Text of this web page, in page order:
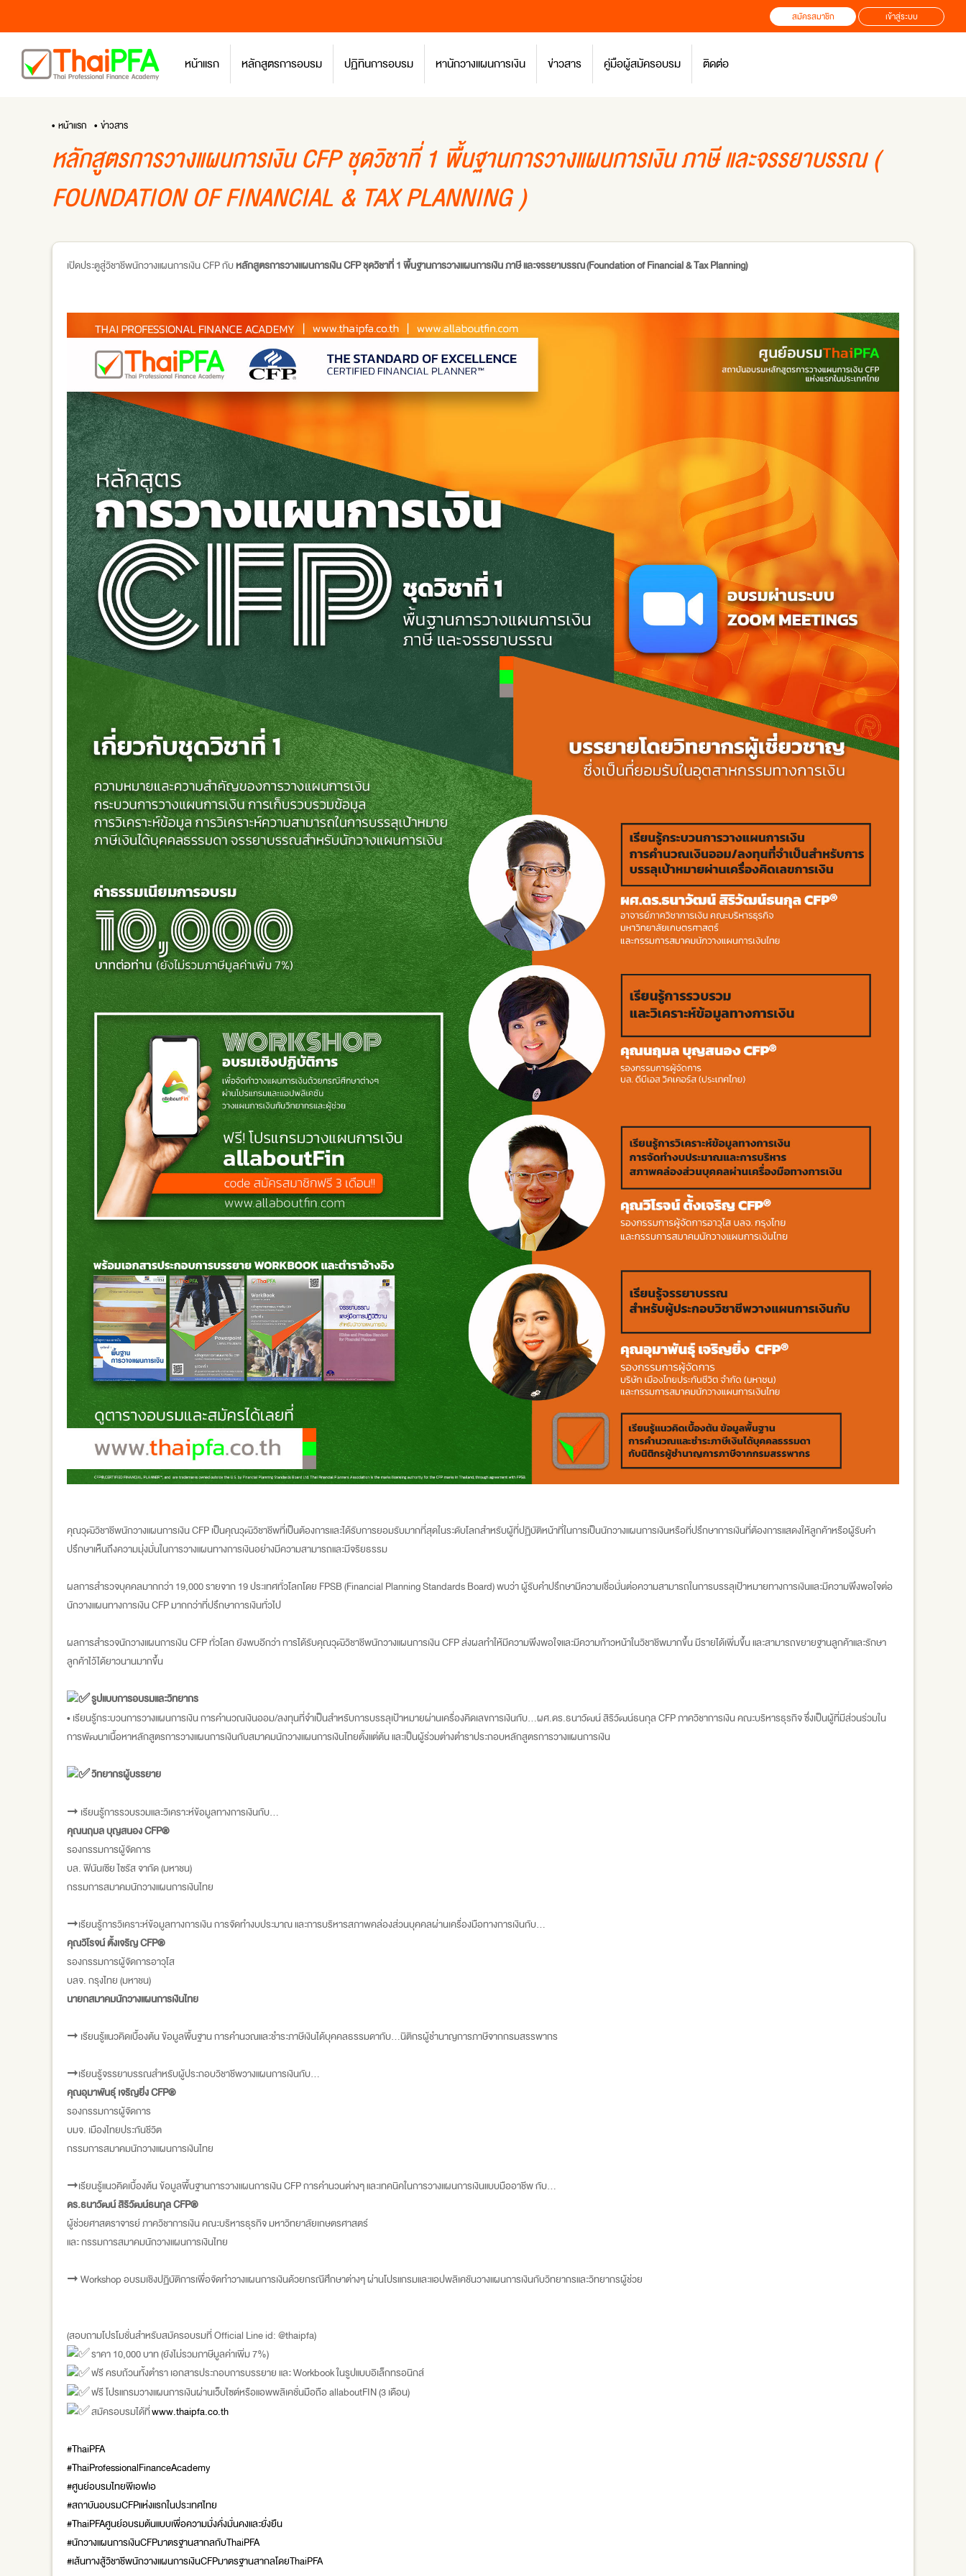
สมัครสมาชิก เข้าสู่ระบบ
หน้าแรก หลักสูตรการอบรม ปฏิทินการอบรม หานักวางแผนการเงิน ข่าวสาร คู่มือผู้สมัครอบรม ติดต่อ
• หน้าแรก • ข่าวสาร
หลักสูตรการวางแผนการเงิน CFP ชุดวิชาที่ 1 พื้นฐานการวางแผนการเงิน ภาษี และจรรยาบรรณ (
FOUNDATION OF FINANCIAL & TAX PLANNING )
เปิดประตูสู่วิชาชีพนักวางแผนการเงิน CFP กับหลักสูตรการวางแผนการเงิน CFP ชุดวิชาที่ 1 พื้นฐานการวางแผนการเงิน ภาษี และจรรยาบรรณ (Foundation of Financial & Tax Planning)
คุณวุฒิวิชาชีพนักวางแผนการเงิน CFP เป็นคุณวุฒิวิชาชีพที่เป็นต้องการและได้รับการยอมรับมากที่สุดในระดับโลกสำหรับผู้ที่ปฏิบัติหน้าที่ในการเป็นนักวางแผนการเงินหรือที่ปรึกษาการเงินที่ต้องการแสดงให้ลูกค้าหรือผู้รับคำ
ปรึกษาเห็นถึงความมุ่งมั่นในการวางแผนทางการเงินอย่างมีความสามารถและมีจริยธรรม
ผลการสำรวจบุคคลมากกว่า 19,000 รายจาก 19 ประเทศทั่วโลกโดย FPSB (Financial Planning Standards Board) พบว่า ผู้รับคำปรึกษามีความเชื่อมั่นต่อความสามารถในการบรรลุเป้าหมายทางการเงินและมีความพึงพอใจต่อ
นักวางแผนทางการเงิน CFP มากกว่าที่ปรึกษาการเงินทั่วไป
ผลการสำรวจนักวางแผนการเงิน CFP ทั่วโลก ยังพบอีกว่า การได้รับคุณวุฒิวิชาชีพนักวางแผนการเงิน CFP ส่งผลทำให้มีความพึงพอใจและมีความก้าวหน้าในวิชาชีพมากขึ้น มีรายได้เพี่มขึ้น และสามารถขยายฐานลูกค้าและรักษา
ลูกค้าไว้ได้ยาวนานมากขึ้น
รูปแบบการอบรมและวิทยากร
• เรียนรู้กระบวนการวางแผนการเงิน การคำนวณเงินออม/ลงทุนที่จำเป็นสำหรับการบรรลุเป้าหมายผ่านเครื่องคิดเลขการเงินกับ...ผศ.ดร.ธนาวัฒน์ สิริวัฒน์ธนกุล CFP ภาควิชาการเงิน คณะบริหารธุรกิจ ซึ่งเป็นผู้ที่มีส่วนร่วมใน
การพัฒนาเนื้อหาหลักสูตรการวางแผนการเงินกับสมาคมนักวางแผนการเงินไทยตั้งแต่ต้น และเป็นผู้ร่วมต่างตำราประกอบหลักสูตรการวางแผนการเงิน
วิทยากรผู้บรรยาย
➞ เรียนรู้การรวบรวมและวิเคราะห์ข้อมูลทางการเงินกับ...
ุคุณนฤมล บุญสนอง CFP®
รองกรรมการผู้จัดการ
บล. ฟินันเซีย ไซรัส จากัด (มหาชน)
กรรมการสมาคมนักวางแผนการเงินไทย
➞เรียนรู้การวิเคราะห์ข้อมูลทางการเงิน การจัดทำงบประมาณ และการบริหารสภาพคล่องส่วนบุคคลผ่านเครื่องมือทางการเงินกับ...
คุณวิโรจน์ ตั้งเจริญ CFP®
รองกรรมการผู้จัดการอาวุโส
บลจ. กรุงไทย (มหาชน)
นายกสมาคมนักวางแผนการเงินไทย
➞ เรียนรู้แนวคิดเบื้องต้น ข้อมูลพื้นฐาน การคำนวณและชำระภาษีเงินได้บุคคลธรรมดากับ...นิติกรผู้ชำนาญการภาษีจากกรมสรรพากร
➞เรียนรู้จรรยาบรรณสำหรับผู้ประกอบวิชาชีพวางแผนการเงินกับ...
คุณอุมาพันธุ์ เจริญยิ่ง CFP®
รองกรรมการผู้จัดการ
บมจ. เมืองไทยประกันชีวิต
กรรมการสมาคมนักวางแผนการเงินไทย
➞เรียนรู้แนวคิดเบื้องต้น ข้อมูลพื้นฐานการวางแผนการเงิน CFP การคำนวนต่างๆ และเทคนิคในการวางแผนการเงินแบบมืออาชีพ กับ...
ดร.ธนาวัฒน์ สิริวัฒน์ธนกุล CFP®
ผู้ช่วยศาสตราจารย์ ภาควิชาการเงิน คณะบริหารธุรกิจ มหาวิทยาลัยเกษตรศาสตร์
และ กรรมการสมาคมนักวางแผนการเงินไทย
➞ Workshop อบรมเชิงปฏิบัติการเพื่อจัดทำวางแผนการเงินด้วยกรณีศึกษาต่างๆ ผ่านโปรแกรมและแอปพลิเคชันวางแผนการเงินกับวิทยากรและวิทยากรผู้ช่วย
(สอบถามโปรโมชั่นสำหรับสมัครอบรมที่ Official Line id: @thaipfa)
ราคา 10,000 บาท (ยังไม่รวมภาษีมูลค่าเพิ่ม 7%)
ฟรี ครบถ้วนทั้งตำรา เอกสารประกอบการบรรยาย และ Workbook ในรูปแบบอิเล็กทรอนิกส์
ฟรี โปรแกรมวางแผนการเงินผ่านเว็บไซต์หรือแอพพลิเคชั่นมือถือ allaboutFIN (3 เดือน)
สมัครอบรมได้ที่www.thaipfa.co.th
#ThaiPFA
#ThaiProfessionalFinanceAcademy
#ศูนย์อบรมไทยพีเอฟเอ
#สถาบันอบรมCFPแห่งแรกในประเทศไทย
#ThaiPFAศูนย์อบรมต้นแบบเพื่อความมั่งคั่งมั่นคงและยั่งยืน
#นักวางแผนการเงินCFPมาตรฐานสากลกับThaiPFA
#เส้นทางสู้วิชาชีพนักวางแผนการเงินCFPมาตรฐานสากลโดยThaiPFA